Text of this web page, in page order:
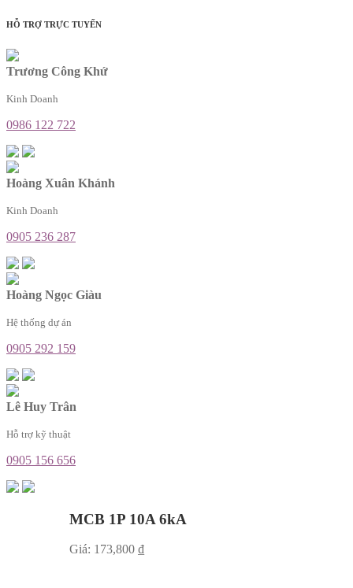
HỖ TRỢ TRỰC TUYẾN
Trương Công Khứ
Kinh Doanh
0986 122 722
Hoàng Xuân Khánh
Kinh Doanh
0905 236 287
Hoàng Ngọc Giàu
Hệ thống dự án
0905 292 159
Lê Huy Trân
Hỗ trợ kỹ thuật
0905 156 656
MCB 1P 10A 6kA
Giá: 173,800 ₫